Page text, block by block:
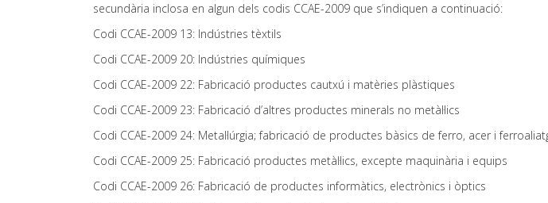
secundària inclosa en algun dels codis CCAE-2009 que s’indiquen a continuació:
Codi CCAE-2009 13: Indústries tèxtils
Codi CCAE-2009 20: Indústries químiques
Codi CCAE-2009 22: Fabricació productes cautxú i matèries plàstiques
Codi CCAE-2009 23: Fabricació d’altres productes minerals no metàl·lics
Codi CCAE-2009 24: Metal·lúrgia; fabricació de productes bàsics de ferro, acer i
Codi CCAE-2009 25: Fabricació productes metàl·lics, excepte maquinària i equips
Codi CCAE-2009 26: Fabricació de productes informàtics, electrònics i òptics